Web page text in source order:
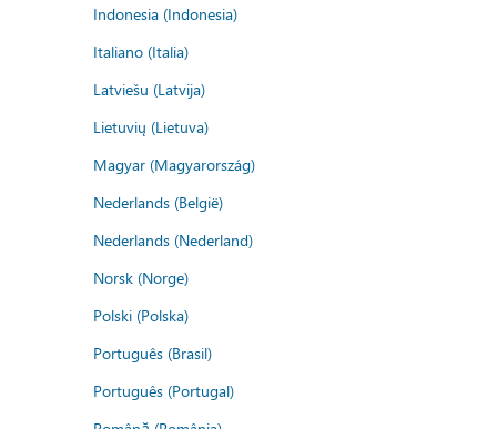
Indonesia (Indonesia)
Italiano (Italia)
Latviešu (Latvija)
Lietuvių (Lietuva)
Magyar (Magyarország)
Nederlands (België)
Nederlands (Nederland)
Norsk (Norge)
Polski (Polska)
Português (Brasil)
Português (Portugal)